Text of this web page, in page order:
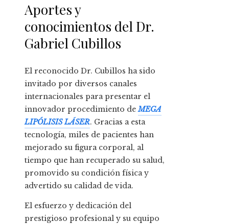
Aportes y
conocimientos del Dr.
Gabriel Cubillos
El reconocido Dr. Cubillos ha sido
invitado por diversos canales
internacionales para presentar el
innovador procedimiento deMEGA
LIPÓLISIS LÁSER. Gracias a esta
tecnología, miles de pacientes han
mejorado su figura corporal, al
tiempo que han recuperado su salud,
promovido su condición física y
advertido su calidad de vida.
El esfuerzo y dedicación del
prestigioso profesional y su equipo